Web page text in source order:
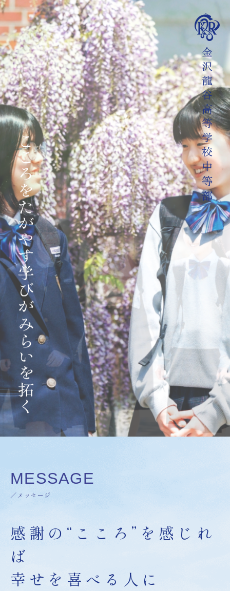
MESSAGE
／メッセージ
感謝の“こころ”を感じれ
ば
幸せを喜べる人に